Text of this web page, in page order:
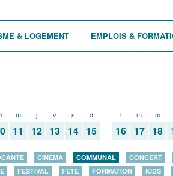
& LOGEMENT EMPLOIS &
m
11
j
12
v
13
s
14
d
15
l
16
m
17
m
18
CINÉMA COMMUNAL CONCERT
FESTIVAL FÊTE FORMATION KIDS